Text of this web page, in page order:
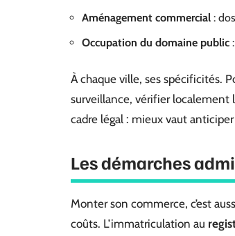
Aménagement commercial :
Occupation du domaine public
À chaque ville, ses spécificités.
surveillance, vérifier localement
cadre légal : mieux vaut
Les démarches
Monter son commerce, c’est
coûts. L’immatriculation au